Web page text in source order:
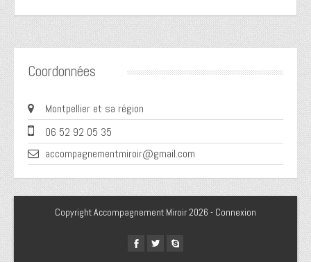
Coordonnées
Montpellier et sa région
06 52 92 05 35
accompagnementmiroir@gmail.com
Copyright Accompagnement Miroir 2026 - Connexion